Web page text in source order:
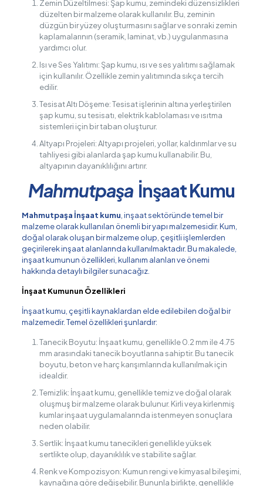
Zemin Düzeltilmesi: Şap kumu, zemindeki düzensizlikleri
düzelten bir malzeme olarak kullanılır. Bu, zeminin
düzgün bir yüzey oluşturmasını sağlar ve sonraki zemin
kaplamalarının (seramik, laminat, vb.) uygulanmasına
yardımcı olur.
Isı ve Ses Yalıtımı: Şap kumu, ısı ve ses yalıtımı sağlamak
için kullanılır. Özellikle zemin yalıtımında sıkça tercih
edilir.
Tesisat Altı Döşeme: Tesisat işlerinin altına yerleştirilen
şap kumu, su tesisatı, elektrik kablolaması ve ısıtma
sistemleri için bir taban oluşturur.
Altyapı Projeleri: Altyapı projeleri, yollar, kaldırımlar ve su
tahliyesi gibi alanlarda şap kumu kullanabilir. Bu,
altyapının dayanıklılığını artırır.
Mahmutpaşa İnşaat Kumu
Mahmutpaşa İnşaat kumu , inşaat sektöründe temel bir
malzeme olarak kullanılan önemli bir yapı malzemesidir. Kum,
doğal olarak oluşan bir malzeme olup, çeşitli işlemlerden
geçirilerek inşaat alanlarında kullanılmaktadır. Bu makalede,
inşaat kumunun özellikleri, kullanım alanları ve önemi
hakkında detaylı bilgiler sunacağız.
İnşaat Kumunun Özellikleri
İnşaat kumu, çeşitli kaynaklardan elde edilebilen doğal bir
malzemedir. Temel özellikleri şunlardır:
Tanecik Boyutu: İnşaat kumu, genellikle 0.2 mm ile 4.75
mm arasındaki tanecik boyutlarına sahiptir. Bu tanecik
boyutu, beton ve harç karışımlarında kullanılmak için
idealdir.
Temizlik: İnşaat kumu, genellikle temiz ve doğal olarak
oluşmuş bir malzeme olarak bulunur. Kirli veya kirlenmiş
kumlar inşaat uygulamalarında istenmeyen sonuçlara
neden olabilir.
Sertlik: İnşaat kumu tanecikleri genellikle yüksek
sertlikte olup, dayanıklılık ve stabilite sağlar.
Renk ve Kompozisyon: Kumun rengi ve kimyasal bileşimi,
kaynağına göre değişebilir. Bununla birlikte, genellikle